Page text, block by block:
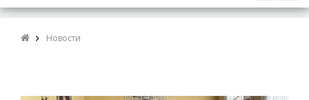
Нукић
Новости